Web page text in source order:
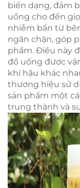
biến dạng, đảm
uống cho đến
nhiễm bẩn từ
ngăn chặn, góp
phẩm. Điều này
đồ uống được
khí hậu khác
thương hiệu sử
sản phẩm một
trung thành và